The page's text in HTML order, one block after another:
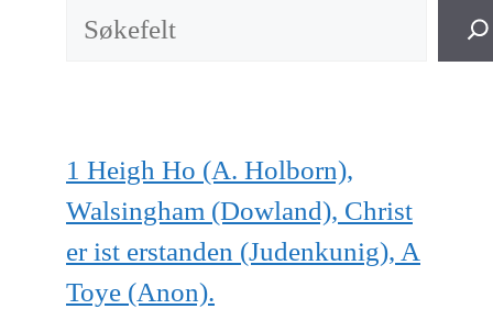
Søk
1 Heigh Ho (A. Holborn),
Walsingham (Dowland), Christ
er ist erstanden (Judenkunig), A
Toye (Anon).